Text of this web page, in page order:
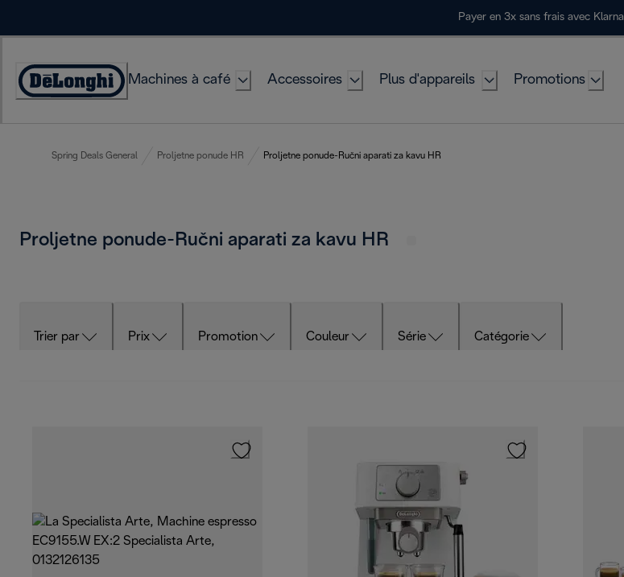
Payer en 3x sans frais avec Klarna
Déclaration
Machines à café Accessoires Plus d'appareils Promotions
Spring Deals General Proljetne ponude HR Proljetne ponude-Ručni aparati za kavu HR
Proljetne ponude-Ručni aparati za kavu HR
Trier par Prix Promotion Couleur Série Catégorie